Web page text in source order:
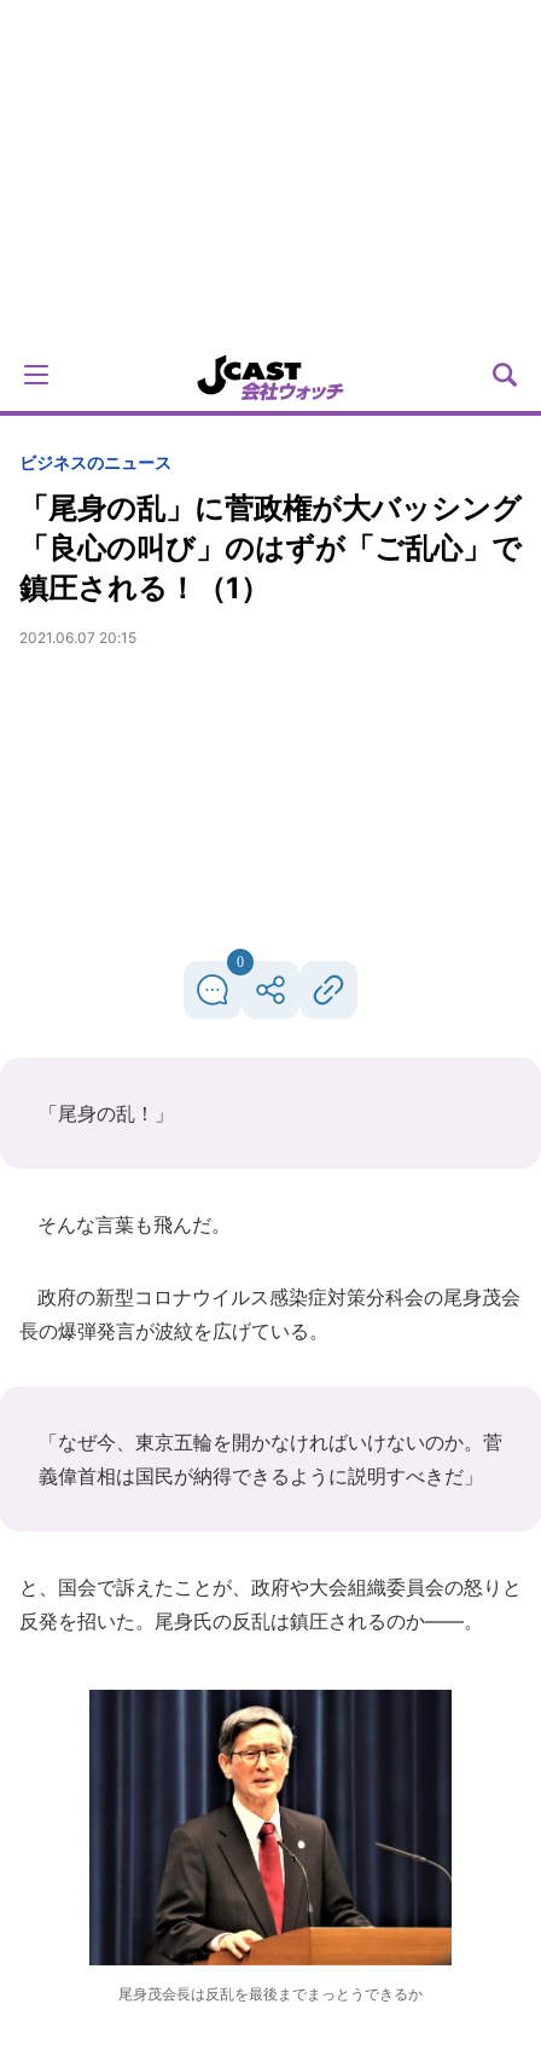
ビジネスのニュース
「尾身の乱」に菅政権が大バッシング
「良心の叫び」のはずが「ご乱心」で
鎮圧される！（1）
2021.06.07 20:15
0
「尾身の乱！」
そんな言葉も飛んだ。
政府の新型コロナウイルス感染症対策分科会の尾身茂会
長の爆弾発言が波紋を広げている。
「なぜ今、東京五輪を開かなければいけないのか。菅
義偉首相は国民が納得できるように説明すべきだ」
と、国会で訴えたことが、政府や大会組織委員会の怒りと
反発を招いた。尾身氏の反乱は鎮圧されるのか――。
尾身茂会長は反乱を最後までまっとうできるか